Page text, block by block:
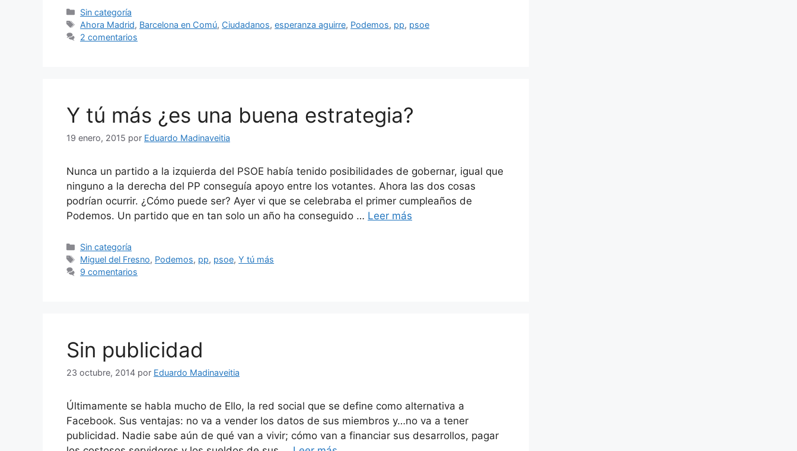
Categorías
Sin categoría
Etiquetas
Ahora Madrid, Barcelona en Comú, Ciudadanos,esperanza aguirre, Podemos, pp, psoe
2 comentarios
Y tú más ¿es una buena estrategia?
19 enero, 2015 por Eduardo Madinaveitia
Nunca un partido a la izquierda del PSOE había tenido posibilidades de gobernar, igual que
ninguno a la derecha del PP conseguía apoyo entre los votantes. Ahora las dos cosas
podrían ocurrir. ¿Cómo puede ser? Ayer vi que se celebraba el primer cumpleaños de
Podemos. Un partido que en tan solo un año ha conseguido … Leer más
Categorías
Sin categoría
Etiquetas
Miguel del Fresno, Podemos, pp, psoe,Y tú más
9 comentarios
Sin publicidad
23 octubre, 2014 por Eduardo Madinaveitia
Últimamente se habla mucho de Ello, la red social que se define como alternativa a
Facebook. Sus ventajas: no va a vender los datos de sus miembros y…no va a tener
publicidad. Nadie sabe aún de qué van a vivir; cómo van a financiar sus desarrollos, pagar